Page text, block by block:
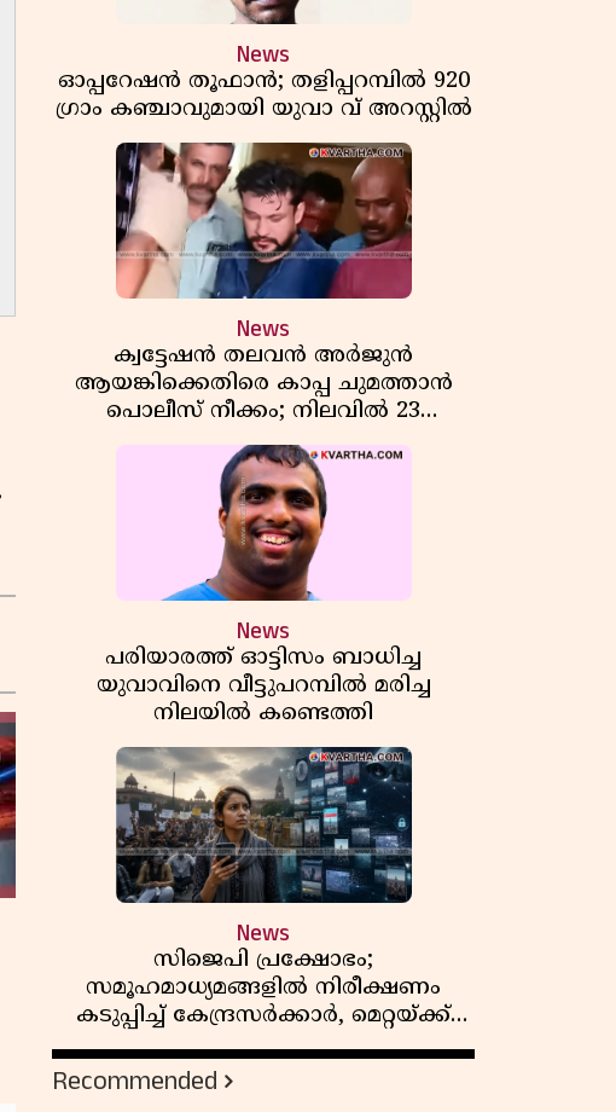
News
ഓപ്പറേഷൻ തൂഫാൻ; തളിപ്പറമ്പിൽ 920
ഗ്രാം കഞ്ചാവുമായി യുവാ വ് അറസ്റ്റിൽ
News
ക്വട്ടേഷൻ തലവൻ അർജുൻ
ആയങ്കിക്കെതിരെ കാപ്പ ചുമത്താൻ
പൊലീസ് നീക്കം; നിലവിൽ 23
കേസുകൾ
News
പരിയാരത്ത് ഓട്ടിസം ബാധിച്ച
യുവാവിനെ വീട്ടുപറമ്പിൽ മരിച്ച
നിലയിൽ കണ്ടെത്തി
News
സിജെപി പ്രക്ഷോഭം;
സമൂഹമാധ്യമങ്ങളിൽ നിരീക്ഷണം
കടുപ്പിച്ച് കേന്ദ്രസർക്കാർ, മെറ്റയ്ക്ക്
നിർദേശം
Recommended